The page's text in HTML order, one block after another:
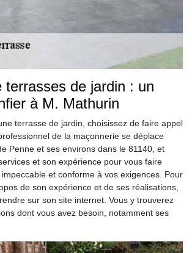
terrasses de jardin : un
à M. Mathurin
terrasse de jardin, choisissez de faire appel
de la maçonnerie se déplace
Penne et ses environs dans le 81140, et
et son expérience pour vous faire
impeccable et conforme à vos exigences. Pour
de son expérience et de ses réalisations,
sur son site internet. Vous y trouverez
dont vous avez besoin, notamment ses